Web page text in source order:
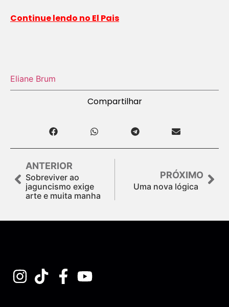
Continue lendo no El Pais
Eliane Brum
Compartilhar
ANTERIOR
Sobreviver ao
jaguncismo exige
arte e muita manha
PRÓXIMO
Uma nova lógica